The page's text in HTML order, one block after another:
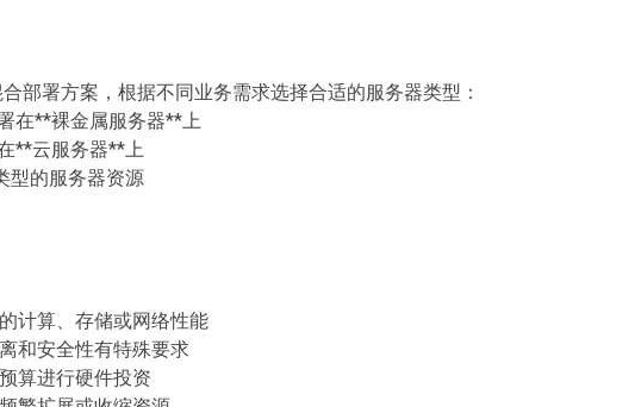
部署方案，根据不同业务需求选择合适的服务器类型：
在**裸金属服务器**上
**云服务器**上
型的服务器资源
计算、存储或网络性能
和安全性有特殊要求
算进行硬件投资